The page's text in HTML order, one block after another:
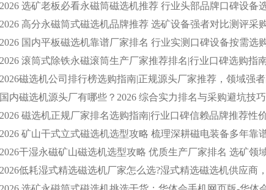
国内磁选机源头厂有哪些？2026 综合实力排名与采购避坑技巧